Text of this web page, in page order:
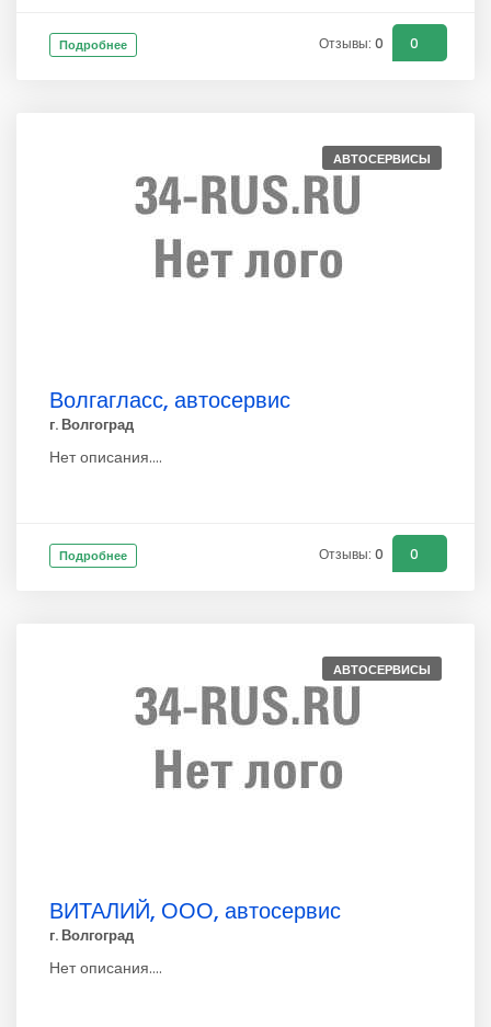
Подробнее Отзывы: 0 0
АВТОСЕРВИСЫ
Волгагласс, автосервис
г. Волгоград
Нет описания....
Подробнее Отзывы: 0 0
АВТОСЕРВИСЫ
ВИТАЛИЙ, ООО, автосервис
г. Волгоград
Нет описания....